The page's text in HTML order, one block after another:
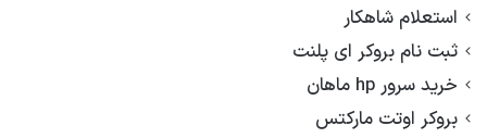
استعلام شاهکار
ثبت نام بروکر ای پلنت
خرید سرور hp ماهان
بروکر اوتت مارکتس